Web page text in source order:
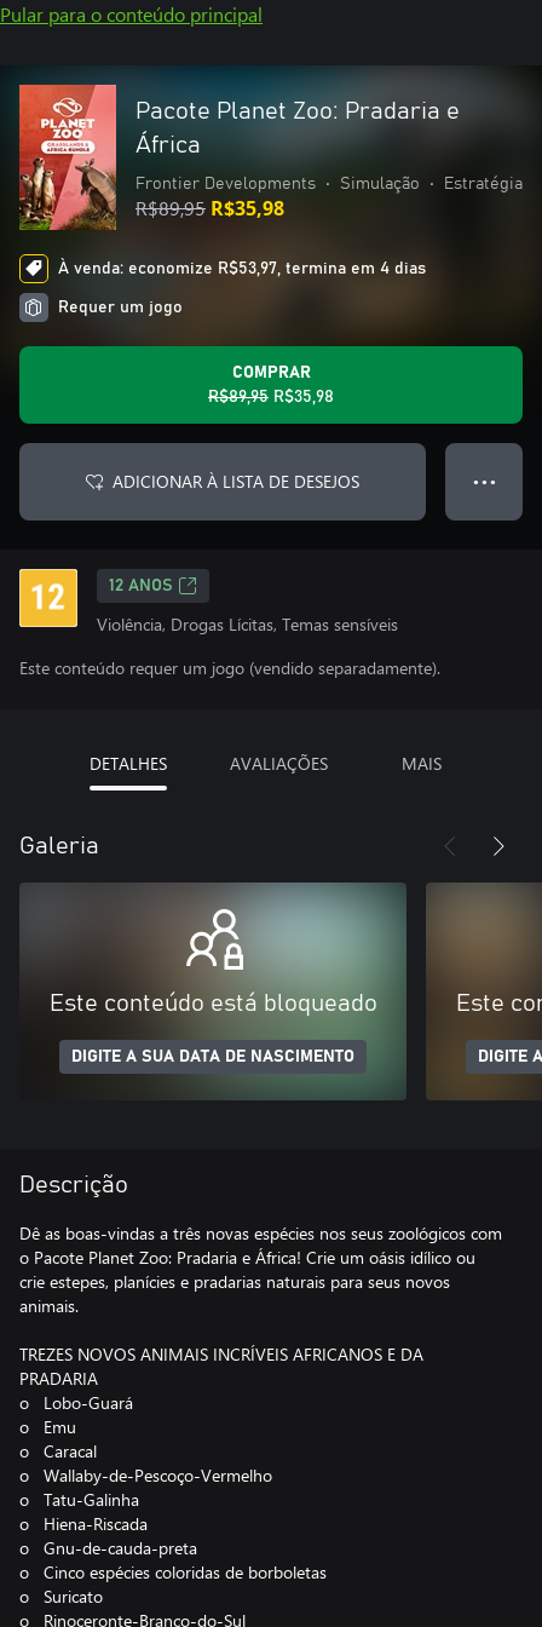
Pular para o conteúdo principal
Pacote Planet Zoo: Pradaria e
África
Frontier Developments • Simulação • Estratégia
R$89,95 R$35,98
À venda: economize R$53,97, termina em 4 dias
Requer um jogo
COMPRAR
R$89,95 R$35,98
ADICIONAR À LISTA DE DESEJOS ● ● ●
12 ANOS
Violência, Drogas Lícitas, Temas sensíveis
Este conteúdo requer um jogo (vendido separadamente).
DETALHES AVALIAÇÕES MAIS
Galeria
Este conteúdo está bloqueado
DIGITE A SUA DATA DE NASCIMENTO
Este
DIGITE
Descrição
Dê as boas-vindas a três novas espécies nos seus zoológicos com
o Pacote Planet Zoo: Pradaria e África! Crie um oásis idílico ou
crie estepes, planícies e pradarias naturais para seus novos
animais.
TREZES NOVOS ANIMAIS INCRÍVEIS AFRICANOS E DA
PRADARIA
o Lobo-Guará
o Emu
o Caracal
o Wallaby-de-Pescoço-Vermelho
o Tatu-Galinha
o Hiena-Riscada
o Gnu-de-cauda-preta
o Cinco espécies coloridas de borboletas
o Suricato
o Rinoceronte-Branco-do-Sul